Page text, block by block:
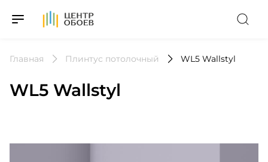
На Главную
Главная Плинтус потолочный WL5 Wallstyl
WL5 Wallstyl